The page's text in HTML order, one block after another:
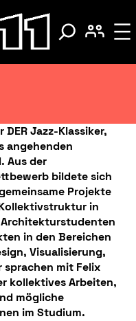
Jazz-Klassiker,
angehenden
Aus der
bildete sich
Projekte
in
in den Bereichen
Visualisierung,
sprachen mit Felix
kollektives Arbeiten,
mögliche
im Studium.